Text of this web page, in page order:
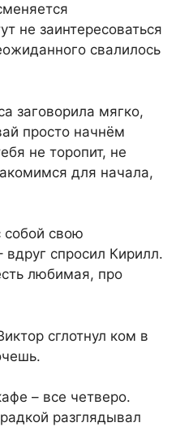
не заинтересоваться
свалилось
заговорила мягко,
просто начнём
не торопит, не
для начала,
свою
спросил Кирилл.
любимая, про
сглотнул ком в
– все четверо.
разглядывал